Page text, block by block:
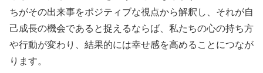
ちがその出来事をポジティブな視点から解釈し、それが自
己成長の機会であると捉えるならば、私たちの心の持ち方
や行動が変わり、結果的には幸せ感を高めることにつなが
ります。